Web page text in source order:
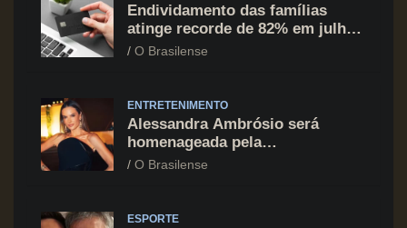
Endividamento das famílias
atinge recorde de 82% em julho;
cartão de crédito segue como
O Brasilense
ENTRETENIMENTO
Alessandra Ambrósio será
homenageada pela
BrazilFoundation no New York
O Brasilense
ESPORTE